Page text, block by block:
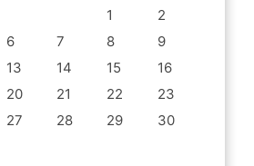
1
2
6 7 8
9
13 14 15
16
20 21 22
23
27 28 29 30